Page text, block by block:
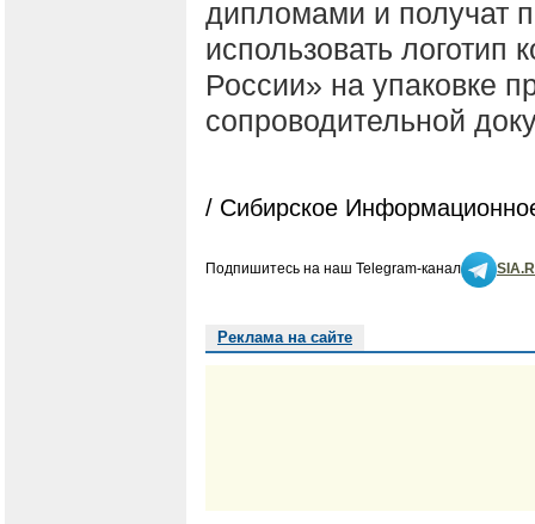
дипломами и получат
использовать логотип
России» на упаковке
сопроводительной
/ Сибирское
Подпишитесь на наш Telegram-канал
Реклама на сайте